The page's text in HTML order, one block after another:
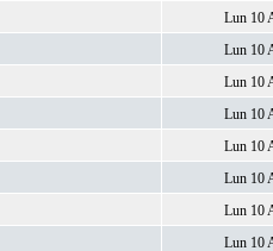
Lun 10
Lun 10
Lun 10
Lun 10
Lun 10
Lun 10
Lun 10
Lun 10